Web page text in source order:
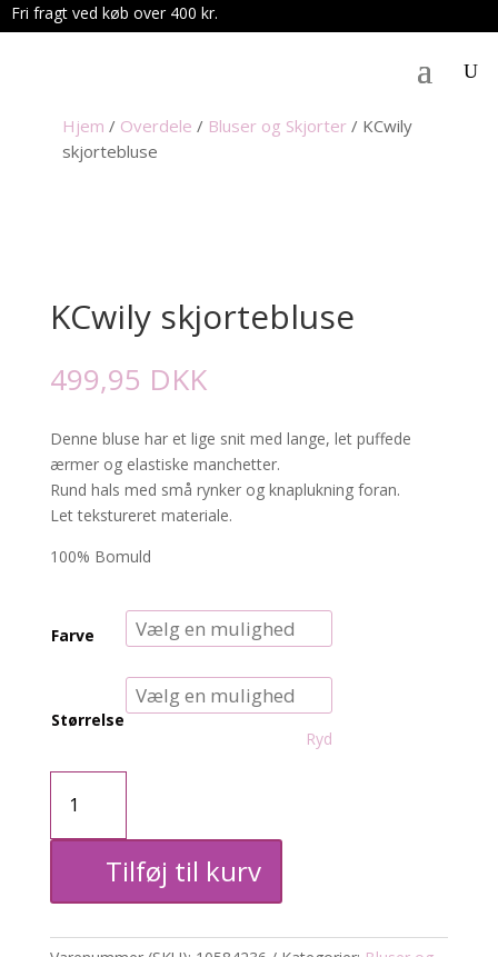
Fri fragt ved køb over 400 kr.
Hjem / Overdele / Bluser og Skjorter / KCwily
skjortebluse
KCwily skjortebluse
499,95 DKK
Denne bluse har et lige snit med lange, let puffede
ærmer og elastiske manchetter.
Rund hals med små rynker og knaplukning foran.
Let tekstureret materiale.
100% Bomuld
Farve
Størrelse
Ryd
KCwily
skjortebluse
Tilføj til kurv